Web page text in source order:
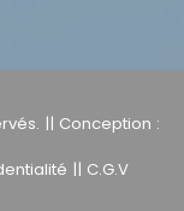
|| Conception :
|| C.G.V